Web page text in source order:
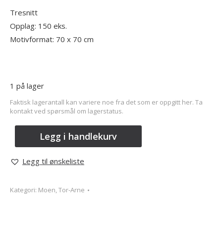
Tresnitt
Opplag: 150 eks.
Motivformat: 70 x 70 cm
1 på lager
Faktisk lagerantall kan variere noe fra det som er oppgitt her. Ta
kontakt ved spørsmål om lagerstatus.
Legg i handlekurv
Legg til ønskeliste
Kategori: Moen, Tor-Arne